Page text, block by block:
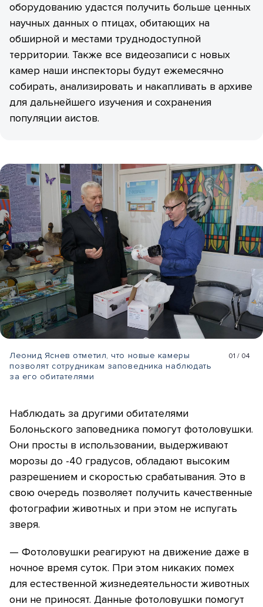
оборудованию удастся получить больше ценных
научных данных о птицах, обитающих на
обширной и местами труднодоступной
территории. Также все видеозаписи с новых
камер наши инспекторы будут ежемесячно
собирать, анализировать и накапливать в архиве
для дальнейшего изучения и сохранения
популяции аистов.
Леонид Яснев отметил, что новые камеры
позволят сотрудникам заповедника наблюдать
за его обитателями
01 / 04
Наблюдать за другими обитателями
Болоньского заповедника помогут фотоловушки.
Они просты в использовании, выдерживают
морозы до -40 градусов, обладают высоким
разрешением и скоростью срабатывания. Это в
свою очередь позволяет получить качественные
фотографии животных и при этом не испугать
зверя.
— Фотоловушки реагируют на движение даже в
ночное время суток. При этом никаких помех
для естественной жизнедеятельности животных
они не приносят. Данные фотоловушки помогут